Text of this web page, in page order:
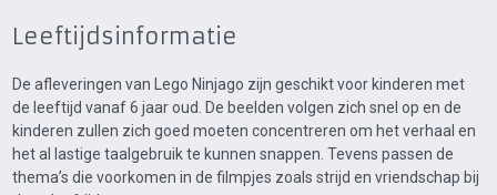
Leeftijdsinformatie
De afleveringen van Lego Ninjago zijn geschikt voor kinderen met
de leeftijd vanaf 6 jaar oud. De beelden volgen zich snel op en de
kinderen zullen zich goed moeten concentreren om het verhaal en
het al lastige taalgebruik te kunnen snappen. Tevens passen de
thema’s die voorkomen in de filmpjes zoals strijd en vriendschap bij